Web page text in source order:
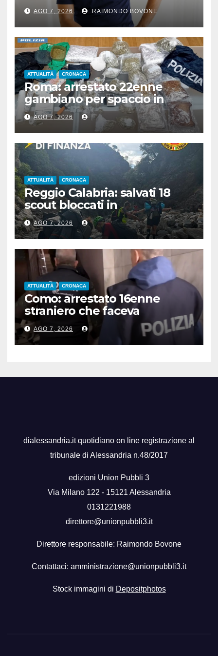
preparatore atletico e team
manager
AGO 7, 2026 RAIMONDO BOVONE
ATTUALITÀ CRONACA
Roma: arrestato 22enne
gambiano per spaccio in
stazione, aveva 7 Kg di droga
AGO 7, 2026
ATTUALITÀ CRONACA
Reggio Calabria: salvati 18
scout bloccati in
Aspromonte, 2 recuperati in
elicottero
AGO 7, 2026
ATTUALITÀ CRONACA
Como: arrestato 16enne
straniero che faceva
propaganda all’Isis
AGO 7, 2026
dialessandria.it quotidiano on line registrazione al
tribunale di Alessandria n.48/2017
edizioni Union Pubbli 3
Via Milano 122 - 15121 Alessandria
0131221988
direttore@unionpubbli3.it
Direttore responsabile: Raimondo Bovone
Contattaci: amministrazione@unionpubbli3.it
Stock immagini di Depositphotos